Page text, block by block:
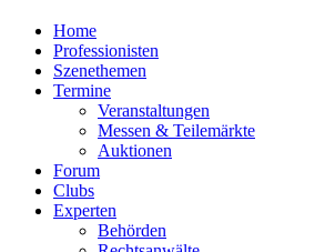
Home
Professionisten
Szenethemen
Termine
Veranstaltungen
Messen & Teilemärkte
Auktionen
Forum
Clubs
Experten
Behörden